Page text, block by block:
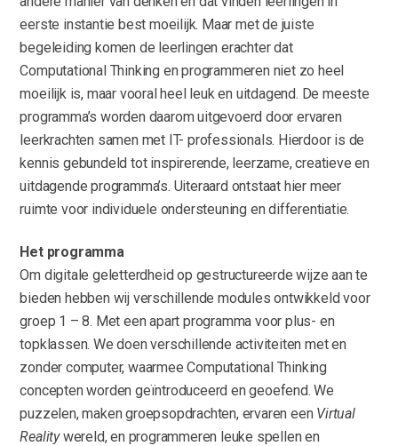
eerste instantie best moeilijk. Maar met de juiste
begeleiding komen de leerlingen erachter dat
Computational Thinking en programmeren niet zo heel
moeilijk is, maar vooral heel leuk en uitdagend. De meeste
programma’s worden daarom uitgevoerd door ervaren
leerkrachten samen met IT- professionals. Hierdoor is de
kennis gebundeld tot inspirerende, leerzame, creatieve en
uitdagende programma’s. Uiteraard ontstaat hier meer
ruimte voor individuele ondersteuning en differentiatie.
Het programma
Om digitale geletterdheid op gestructureerde wijze aan te
bieden hebben wij verschillende modules ontwikkeld voor
groep 1 – 8. Met een apart programma voor plus- en
topklassen. We doen verschillende activiteiten met en
zonder computer, waarmee Computational Thinking
concepten worden geïntroduceerd en geoefend. We
puzzelen, maken groepsopdrachten, ervaren een Virtual
Realitywereld, en programmeren leuke spellen en